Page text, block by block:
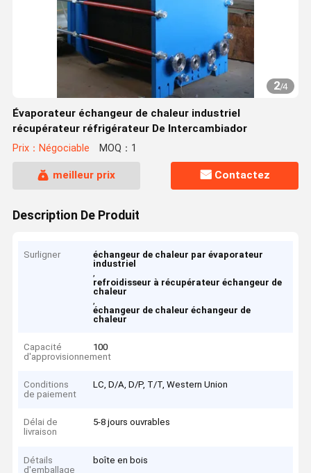
2/4
Évaporateur échangeur de chaleur industriel
récupérateur réfrigérateur De Intercambiador
Prix：Négociable MOQ：1
meilleur prix Contactez
Description De Produit
Surligner
échangeur de chaleur par évaporateur
industriel
,
refroidisseur à récupérateur échangeur de
chaleur
,
échangeur de chaleur échangeur de
chaleur
Capacité
d'approvisionnement
100
Conditions
de paiement
LC, D/A, D/P, T/T, Western Union
Délai de
livraison
5-8 jours ouvrables
Détails
d'emballage
boîte en bois